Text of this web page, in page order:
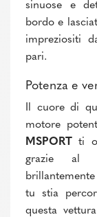
sinuose e
bordo e
impreziositi
pari.
Potenza e
Il cuore di
motore
MSPORTti
grazie al
tu stia
questa